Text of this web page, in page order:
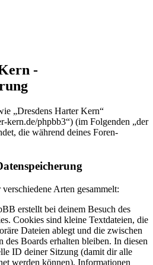
-
„Dresdens Harter Kern“
kern.de/phpbb3“) (im Folgenden „der
die während deines Foren-
Arten gesammelt:
erstellt bei deinem Besuch des
Cookies sind kleine Textdateien, die
Dateien ablegt und die zwischen
des Boards erhalten bleiben. In diesen
ID deiner Sitzung (damit dir alle
werden können), Informationen